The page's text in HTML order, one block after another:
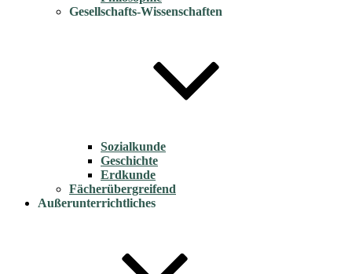
Gesellschafts-Wissenschaften
Sozialkunde
Geschichte
Erdkunde
Fächerübergreifend
Außerunterrichtliches